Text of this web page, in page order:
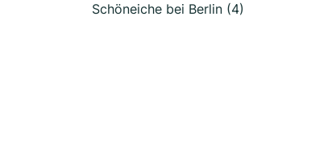
Schöneiche bei Berlin (4)